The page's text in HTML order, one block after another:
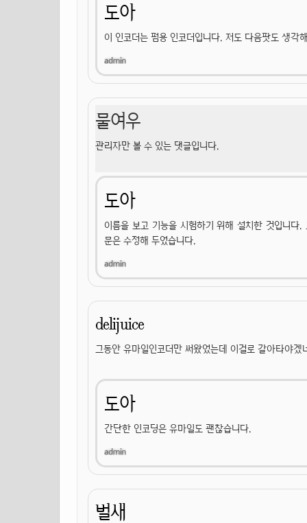
도아
이 인코더는 펌용 인코더입니다. 저도 다음팟도 생각
물여우
관리자만 볼 수 있는 댓글입니다.
도아
이름을 보고 기능을 시험하기 위해 설치한 것입니
문은 수정해 두었습니다.
delijuice
그동안 유마일인코더만 써왔었는데 이걸로 갈아타야
도아
간단한 인코딩은 유마일도 괜찮습니다.
벌새